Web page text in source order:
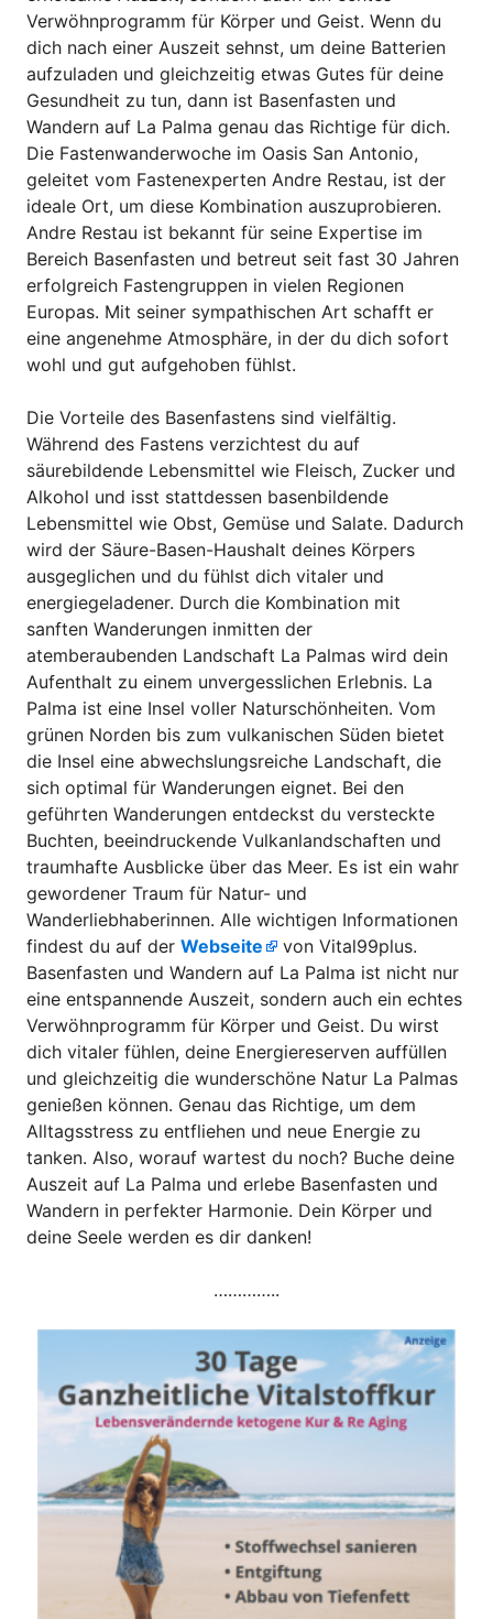
Verwöhnprogramm für Körper und Geist. Wenn du
dich nach einer Auszeit sehnst, um deine Batterien
aufzuladen und gleichzeitig etwas Gutes für deine
Gesundheit zu tun, dann ist Basenfasten und
Wandern auf La Palma genau das Richtige für dich.
Die Fastenwanderwoche im Oasis San Antonio,
geleitet vom Fastenexperten Andre Restau, ist der
ideale Ort, um diese Kombination auszuprobieren.
Andre Restau ist bekannt für seine Expertise im
Bereich Basenfasten und betreut seit fast 30 Jahren
erfolgreich Fastengruppen in vielen Regionen
Europas. Mit seiner sympathischen Art schafft er
eine angenehme Atmosphäre, in der du dich sofort
wohl und gut aufgehoben fühlst.
Die Vorteile des Basenfastens sind vielfältig.
Während des Fastens verzichtest du auf
säurebildende Lebensmittel wie Fleisch, Zucker und
Alkohol und isst stattdessen basenbildende
Lebensmittel wie Obst, Gemüse und Salate. Dadurch
wird der Säure-Basen-Haushalt deines Körpers
ausgeglichen und du fühlst dich vitaler und
energiegeladener. Durch die Kombination mit
sanften Wanderungen inmitten der
atemberaubenden Landschaft La Palmas wird dein
Aufenthalt zu einem unvergesslichen Erlebnis. La
Palma ist eine Insel voller Naturschönheiten. Vom
grünen Norden bis zum vulkanischen Süden bietet
die Insel eine abwechslungsreiche Landschaft, die
sich optimal für Wanderungen eignet. Bei den
geführten Wanderungen entdeckst du versteckte
Buchten, beeindruckende Vulkanlandschaften und
traumhafte Ausblicke über das Meer. Es ist ein wahr
gewordener Traum für Natur- und
Wanderliebhaberinnen. Alle wichtigen Informationen
findest du auf der Webseite
von Vital99plus.
Basenfasten und Wandern auf La Palma ist nicht nur
eine entspannende Auszeit, sondern auch ein echtes
Verwöhnprogramm für Körper und Geist. Du wirst
dich vitaler fühlen, deine Energiereserven auffüllen
und gleichzeitig die wunderschöne Natur La Palmas
genießen können. Genau das Richtige, um dem
Alltagsstress zu entfliehen und neue Energie zu
tanken. Also, worauf wartest du noch? Buche deine
Auszeit auf La Palma und erlebe Basenfasten und
Wandern in perfekter Harmonie. Dein Körper und
deine Seele werden es dir danken!
…………..